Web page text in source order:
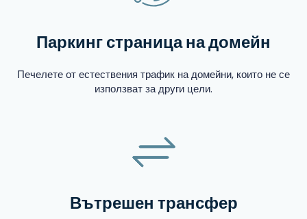
Паркинг страница на домейн
Печелете от естествения трафик на домейни, които не се
използват за други цели.
Вътрешен трансфер